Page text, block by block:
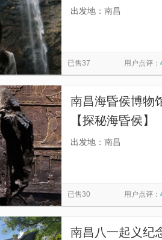
下单·导游见面
出发地：南昌
已售37 用户点评：
南昌海昏侯博物
【探秘海昏侯】
出发地：南昌
已售30 用户点评：
南昌八一起义纪